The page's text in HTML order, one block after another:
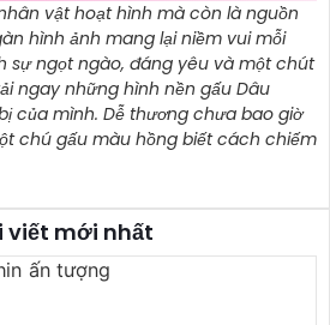
vật hoạt hình mà còn là nguồn
hình ảnh mang lại niềm vui mỗi
sự ngọt ngào, đáng yêu và một chút
ngay những hình nền gấu Dâu
của mình. Dễ thương chưa bao giờ
chú gấu màu hồng biết cách chiếm
viết mới nhất